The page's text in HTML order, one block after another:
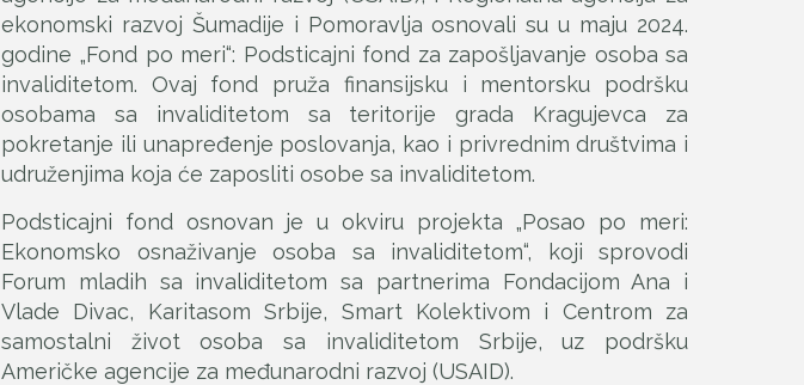
ekonomski razvoj Šumadije i Pomoravlja osnovali su u maju 2024.
godine „Fond po meri“: Podsticajni fond za zapošljavanje osoba sa
invaliditetom. Ovaj fond pruža finansijsku i mentorsku podršku
osobama sa invaliditetom sa teritorije grada Kragujevca za
pokretanje ili unapređenje poslovanja, kao i privrednim društvima i
udruženjima koja će zaposliti osobe sa invaliditetom.
Podsticajni fond osnovan je u okviru projekta „Posao po meri:
Ekonomsko osnaživanje osoba sa invaliditetom“, koji sprovodi
Forum mladih sa invaliditetom sa partnerima Fondacijom Ana i
Vlade Divac, Karitasom Srbije, Smart Kolektivom i Centrom za
samostalni život osoba sa invaliditetom Srbije, uz podršku
Američke agencije za međunarodni razvoj (USAID).